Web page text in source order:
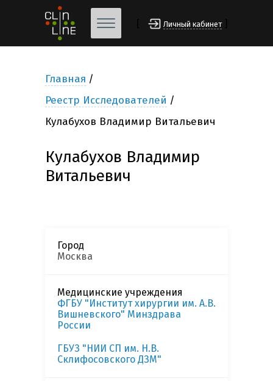
Личный кабинет
Главная
Реестр Исследователей
Кулабухов Владимир Витальевич
Кулабухов Владимир
Витальевич
Город
Москва
Медицинские учреждения
ФГБУ "Институт хирургии им. А.В.
Вишневского" Минздрава
России
ГБУЗ "НИИ СП им. Н.В.
Склифосовского ДЗМ"